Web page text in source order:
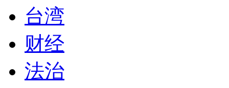
台湾
财经
法治